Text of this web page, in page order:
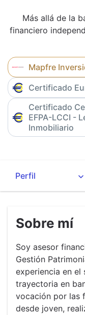
Más allá de la
financiero
Mapfre
Certificado
Certificado
EFPA-LCCI -
Inmobiliario
Sobre mí
Soy asesor
Gestión
experiencia en el
trayectoria en
vocación por las
desde joven,